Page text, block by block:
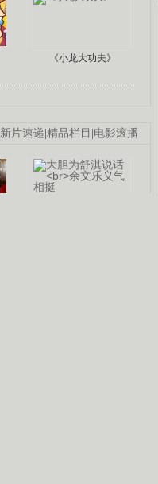
《小龙大功夫》
新片速递|精品栏目 |电影滚播